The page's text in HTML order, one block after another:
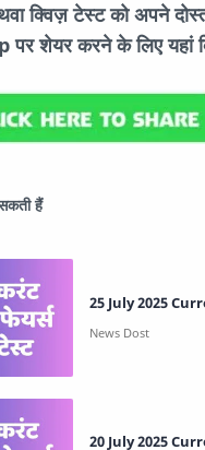
क्विज़ टेस्ट को अपने
शेयर करने के लिए यहां
हैं
25 July 2025
20 July 2025